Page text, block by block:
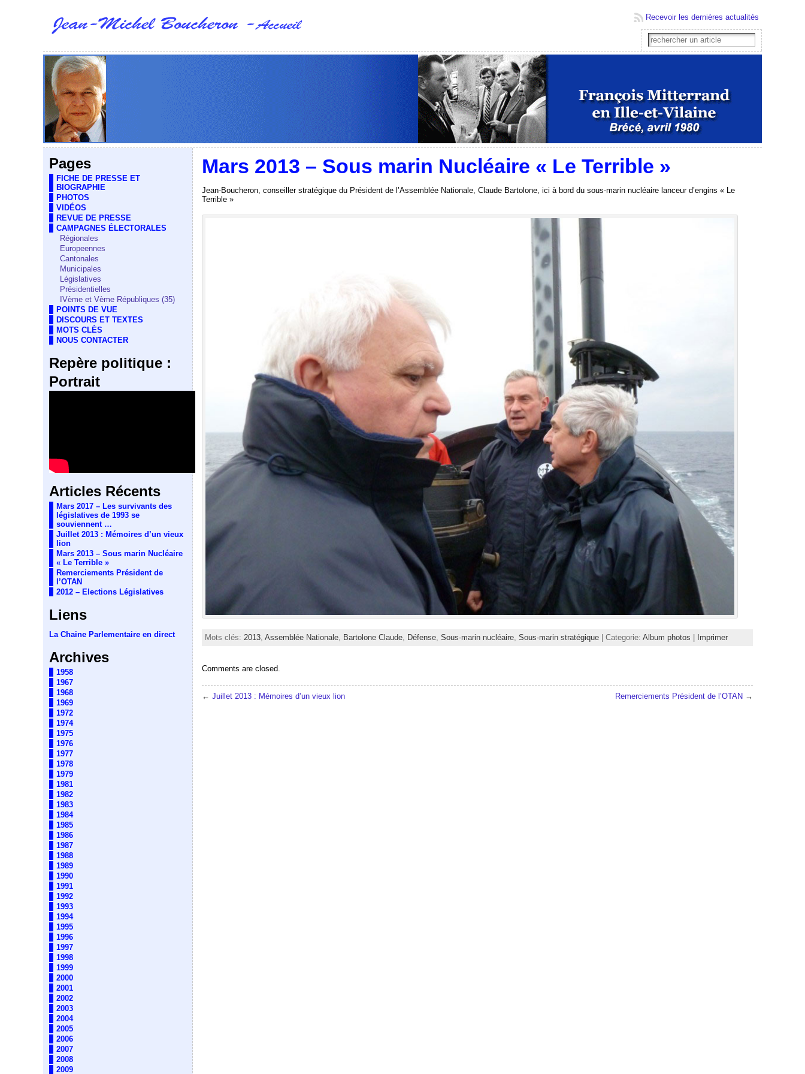
Recevoir les dernières actualités
Pages
FICHE DE PRESSE ET
BIOGRAPHIE
PHOTOS
VIDÉOS
REVUE DE PRESSE
CAMPAGNES ÉLECTORALES
Régionales
Europeennes
Cantonales
Municipales
Législatives
Présidentielles
IVème et Vème Républiques (35)
POINTS DE VUE
DISCOURS ET TEXTES
MOTS CLÈS
NOUS CONTACTER
Repère politique :
Portrait
Articles Récents
Mars 2017 – Les survivants des
législatives de 1993 se
souviennent …
Juillet 2013 : Mémoires d’un vieux
lion
Mars 2013 – Sous marin Nucléaire
« Le Terrible »
Remerciements Président de
l’OTAN
2012 – Elections Législatives
Liens
La Chaine Parlementaire en direct
Archives
1958
1967
1968
1969
1972
1974
1975
1976
1977
1978
1979
1981
1982
1983
1984
1985
1986
1987
1988
1989
1990
1991
1992
1993
1994
1995
1996
1997
1998
1999
2000
2001
2002
2003
2004
2005
2006
2007
2008
2009
Mars 2013 – Sous marin Nucléaire « Le Terrible »
Jean-Boucheron, conseiller stratégique du Président de l’Assemblée Nationale, Claude Bartolone, ici à bord du sous-marin nucléaire lanceur d’engins « Le
Terrible »
Mots clés: 2013 Assemblée Nationale Bartolone Claude Défense Sous-marin nucléaire Sous-marin stratégique | Categorie: Album photos Imprimer
Comments are closed.
← Juillet 2013 : Mémoires d’un vieux lion Remerciements Président de l’OTAN →